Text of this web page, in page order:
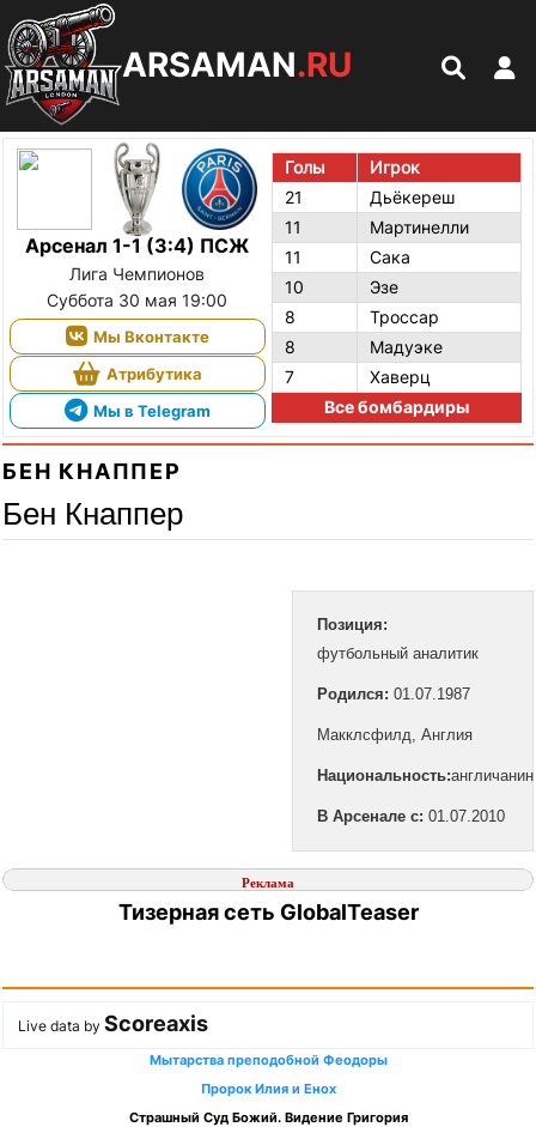
ARSAMAN.RU
Арсенал 1-1 (3:4) ПСЖ
Лига Чемпионов
Суббота 30 мая 19:00
Мы Вконтакте
Атрибутика
Мы в Telegram
Голы
Игрок
21
Дьёкереш
11
Мартинелли
11
Сака
10
Эзе
8
Троссар
8
Мадуэке
7
Хаверц
Все бомбардиры
БЕН КНАППЕР
Бен Кнаппер
Позиция:
футбольный аналитик
Родился: 01.07.1987
Макклсфилд, Англия
Национальность:англичанин
В Арсенале с: 01.07.2010
Реклама
Тизерная сеть GlobalTeaser
Live data by Scoreaxis
Мытарства преподобной Феодоры
Пророк Илия и Енох
Страшный Суд Божий. Видение Григория